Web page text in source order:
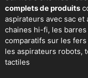
complets de produits
aspirateurs avec sac
chaines hi-fi, les barres
comparatifs sur les fers
les aspirateurs robots,
tactiles